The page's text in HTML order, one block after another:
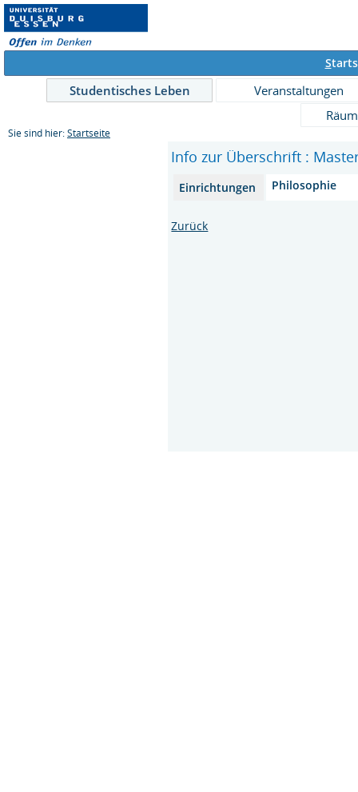
S
Studentisches Leben
Veranstaltungen
Sie sind hier: Startseite
Info zur Überschrift :
Einrichtungen Philosophie
Zurück